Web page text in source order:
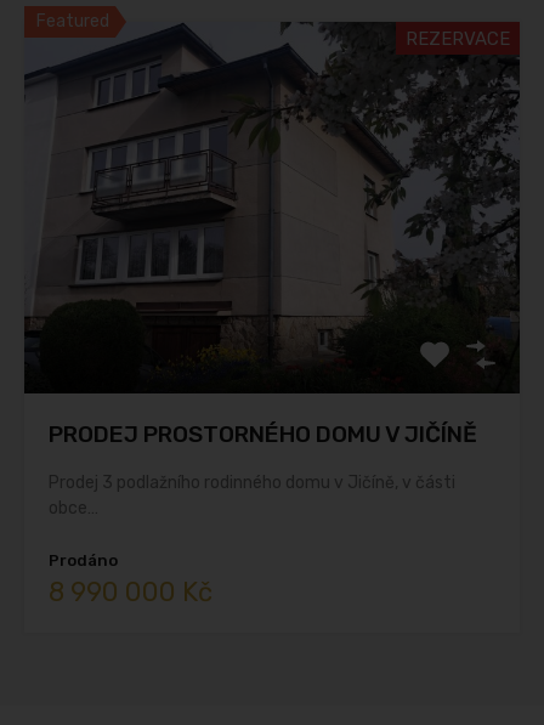
Featured
REZERVACE
PRODEJ PROSTORNÉHO DOMU V JIČÍNĚ
Prodej 3 podlažního rodinného domu v Jičíně, v části
obce…
Prodáno
8 990 000 Kč